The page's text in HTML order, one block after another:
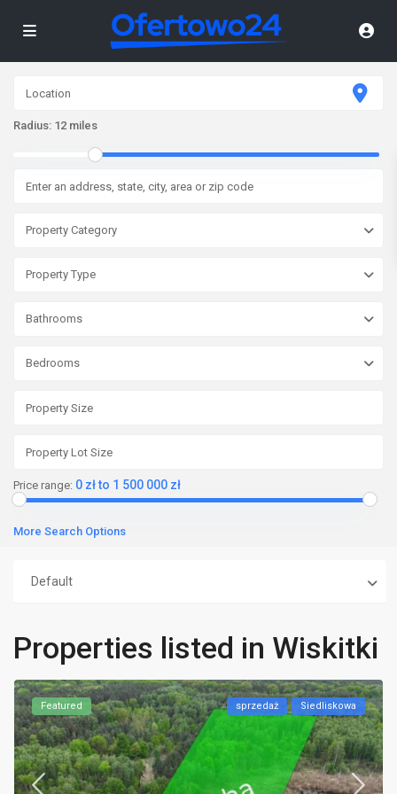
Radius: 12 miles
Property Category
Property Type
Bathrooms
Bedrooms
Price range: 0 zł to 1 500 000 zł
More Search Options
Default
Properties listed in Wiskitki
Featured sprzedaż Siedliskowa